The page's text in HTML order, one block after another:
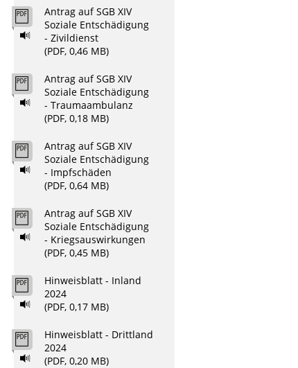
Antrag auf SGB XIV
Soziale Entschädigung
- Zivildienst
(PDF, 0,46 MB)
Antrag auf SGB XIV
Soziale Entschädigung
- Traumaambulanz
(PDF, 0,18 MB)
Antrag auf SGB XIV
Soziale Entschädigung
- Impfschäden
(PDF, 0,64 MB)
Antrag auf SGB XIV
Soziale Entschädigung
- Kriegsauswirkungen
(PDF, 0,45 MB)
Hinweisblatt - Inland
2024
(PDF, 0,17 MB)
Hinweisblatt - Drittland
2024
(PDF, 0,20 MB)